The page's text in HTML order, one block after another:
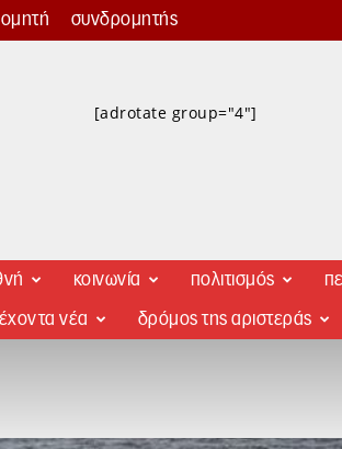
συνδρομητής
[adrotate group="4"]
κοινωνία πολιτισμός
νέα δρόμος της αριστεράς